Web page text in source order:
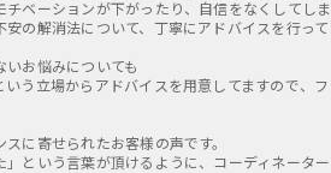
チベーションが下がったり、自信をなくして
安の解消法について、丁寧にアドバイスを行っ
いお悩みについても
いう立場からアドバイスを用意してますので、
に寄せられたお客様の声です。
」という言葉が頂けるように、コーディネータ